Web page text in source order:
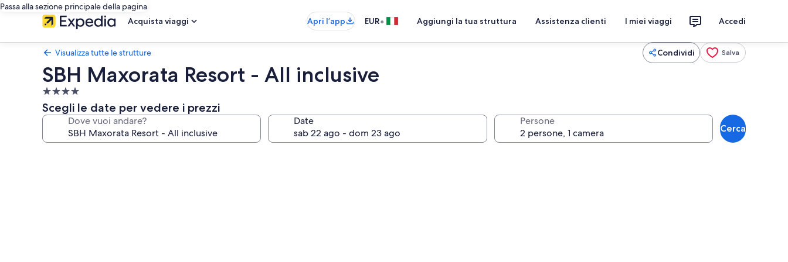
Passa alla sezione principale della pagina
Acquista viaggi
Apri l’app EUR• Aggiungi la tua struttura Assistenza clienti I miei viaggi Accedi
Visualizza tutte le strutture Condividi Salva
SBH Maxorata Resort - All inclusive
Struttura
a
4.0
Scegli le date per vedere i prezzi
Dove vuoi andare? Date Persone
Cerca